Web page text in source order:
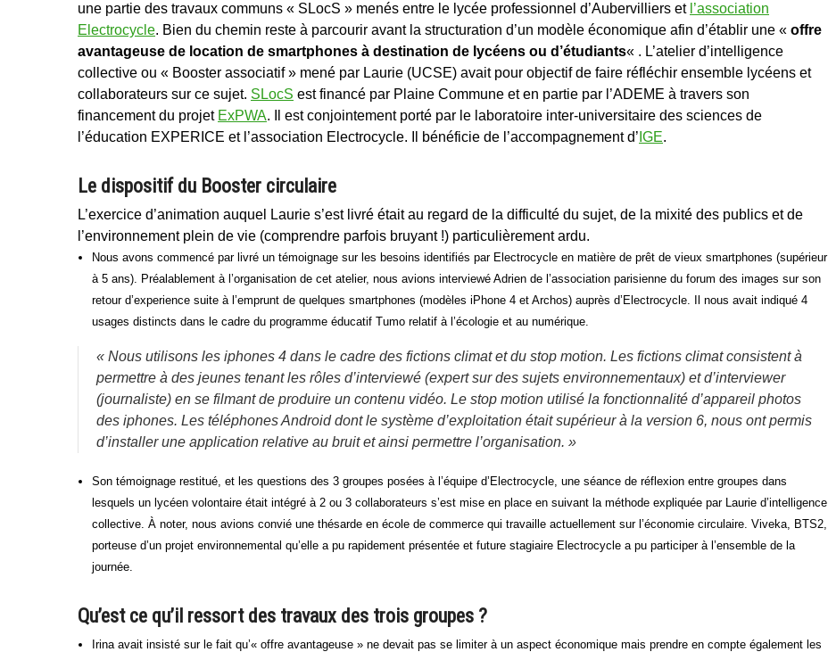
une partie des travaux communs « SLocS » menés entre le lycée professionnel d’Aubervilliers et l’association
Electrocycle. Bien du chemin reste à parcourir avant la structuration d’un modèle économique afin d’établir une « offre
avantageuse de location de smartphones à destination de lycéens ou d’étudiants« . L’atelier d’intelligence
collective ou « Booster associatif » mené par Laurie (UCSE) avait pour objectif de faire réfléchir ensemble lycéens et
collaborateurs sur ce sujet. SLocS est financé par Plaine Commune et en partie par l’ADEME à travers son
financement du projet ExPWA. Il est conjointement porté par le laboratoire inter-universitaire des sciences de
l’éducation EXPERICE et l’association Electrocycle. Il bénéficie de l’accompagnement d’ IGE.
Le dispositif du Booster circulaire
L’exercice d’animation auquel Laurie s’est livré était au regard de la difficulté du sujet, de la mixité des publics et de
l’environnement plein de vie (comprendre parfois bruyant !) particulièrement ardu.
Nous avons commencé par livré un témoignage sur les besoins identifiés par Electrocycle en matière de prêt de vieux smartphones (supérieur
à 5 ans). Préalablement à l’organisation de cet atelier, nous avions interviewé Adrien de l’association parisienne du forum des images sur son
retour d’experience suite à l’emprunt de quelques smartphones (modèles iPhone 4 et Archos) auprès d’Electrocycle. Il nous avait indiqué 4
usages distincts dans le cadre du programme éducatif Tumo relatif à l’écologie et au numérique.
« Nous utilisons les iphones 4 dans le cadre des fictions climat et du stop motion. Les fictions climat consistent à
permettre à des jeunes tenant les rôles d’interviewé (expert sur des sujets environnementaux) et d’interviewer
(journaliste) en se filmant de produire un contenu vidéo. Le stop motion utilisé la fonctionnalité d’appareil photos
des iphones. Les téléphones Android dont le système d’exploitation était supérieur à la version 6, nous ont permis
d’installer une application relative au bruit et ainsi permettre l’organisation. »
Son témoignage restitué, et les questions des 3 groupes posées à l’équipe d’Electrocycle, une séance de réflexion entre groupes dans
lesquels un lycéen volontaire était intégré à 2 ou 3 collaborateurs s’est mise en place en suivant la méthode expliquée par Laurie d’intelligence
collective. À noter, nous avions convié une thésarde en école de commerce qui travaille actuellement sur l’économie circulaire. Viveka, BTS2,
porteuse d’un projet environnemental qu’elle a pu rapidement présentée et future stagiaire Electrocycle a pu participer à l’ensemble de la
journée.
Qu’est ce qu’il ressort des travaux des trois groupes ?
Irina avait insisté sur le fait qu’« offre avantageuse » ne devait pas se limiter à un aspect économique mais prendre en compte également les